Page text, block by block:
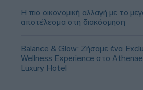
Η πιο οικονομική αλλαγή με το
αποτέλεσμα στη διακόσμηση
Balance & Glow: Ζήσαμε ένα
Wellness Experience στο
Luxury Hotel